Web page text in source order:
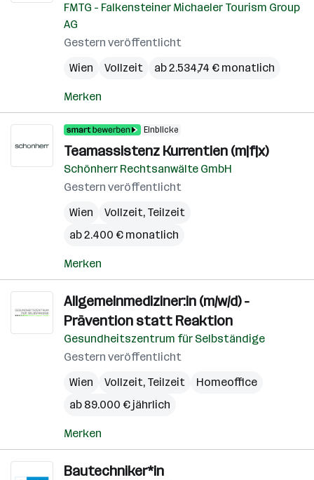
FMTG - Falkensteiner Michaeler Tourism Group
AG
Gestern veröffentlicht
Wien
Vollzeit ab 2.534,74 € monatlich
Merken
Einblicke
Teamassistenz Kurrentien (m|f|x)
Schönherr Rechtsanwälte GmbH
Gestern veröffentlicht
Wien
Vollzeit, Teilzeit
ab 2.400 € monatlich
Merken
Allgemeinmediziner:in (m/w/d) -
Prävention statt Reaktion
Gesundheitszentrum für Selbständige
Gestern veröffentlicht
Wien
Vollzeit, Teilzeit
Homeoffice
ab 89.000 € jährlich
Merken
Bautechniker*in